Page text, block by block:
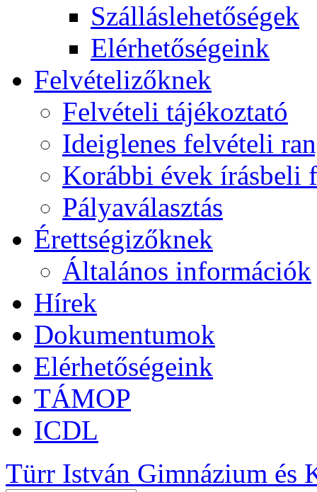
Szálláslehetőségek
Elérhetőségeink
Felvételizőknek
Felvételi tájékoztató
Ideiglenes felvételi
Korábbi évek írásbeli
Pályaválasztás
Érettségizőknek
Általános információk
Hírek
Dokumentumok
Elérhetőségeink
TÁMOP
ICDL
Türr István Gimnázium és